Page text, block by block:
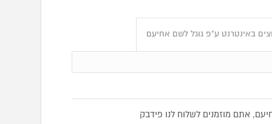
באינטרנט ע"פ גוגל לשם אחיעם
אתם מוזמנים לשלוח לנו פידבק